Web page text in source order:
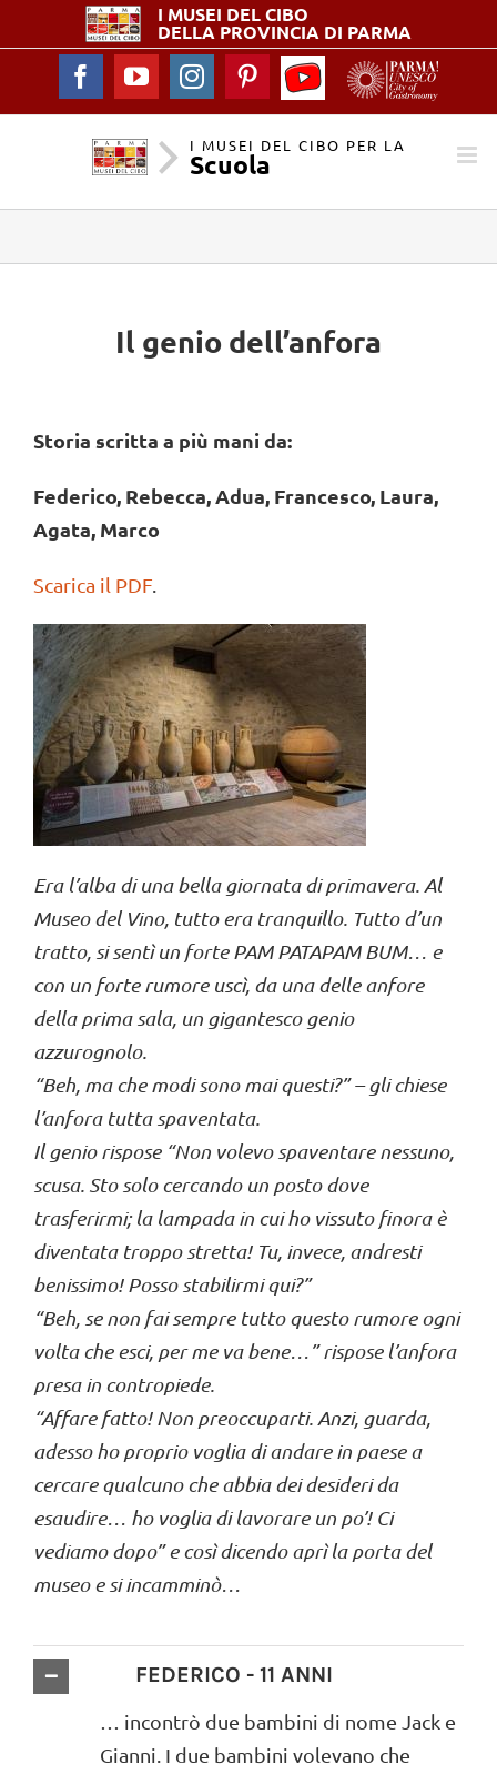
I MUSEI DELCIBO
DELLA PROVINCIA DI PARMA
FacebookYouTubeInstagramPinterest
YouTube
-
I
Musei
per
Scuola
I MUSEI DEL CIBO PER LA
Scuola
Il genio dell’anfora
Storia scritta a più mani da:
Federico, Rebecca, Adua, Francesco, Laura,
Agata, Marco
Scarica il PDF
Era l’alba di una bella giornata di primavera. Al
Museo del Vino, tutto era tranquillo. Tutto d’un
tratto, si sentì un forte PAM PATAPAM BUM… e
con un forte rumore uscì, da una delle anfore
della prima sala, un gigantesco genio
azzurognolo.
“Beh, ma che modi sono mai questi?” – gli chiese
l’anfora tutta spaventata.
Il genio rispose “Non volevo spaventare nessuno,
scusa. Sto solo cercando un posto dove
trasferirmi; la lampada in cui ho vissuto finora è
diventata troppo stretta! Tu, invece, andresti
benissimo! Posso stabilirmi qui?”
“Beh, se non fai sempre tutto questo rumore ogni
volta che esci, per me va bene…” rispose l’anfora
presa in contropiede.
“Affare fatto! Non preoccuparti. Anzi, guarda,
adesso ho proprio voglia di andare in paese a
cercare qualcuno che abbia dei desideri da
esaudire… ho voglia di lavorare un po’! Ci
vediamo dopo” e così dicendo aprì la porta del
museo e si incamminò…
FEDERICO - 11 ANNI
… incontrò due bambini di nome Jack e
Gianni. I due bambini volevano che